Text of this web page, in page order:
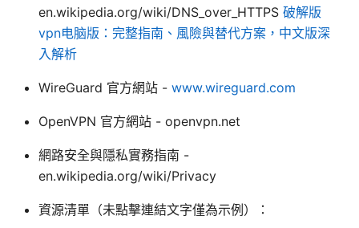
en.wikipedia.org/wiki/DNS_over_HTTPS 破解版
vpn电脑版：完整指南、風險與替代方案，中文版深
入解析
WireGuard 官方網站 - www.wireguard.com
OpenVPN 官方網站 - openvpn.net
網路安全與隱私實務指南 -
en.wikipedia.org/wiki/Privacy
資源清單（未點擊連結文字僅為示例）：